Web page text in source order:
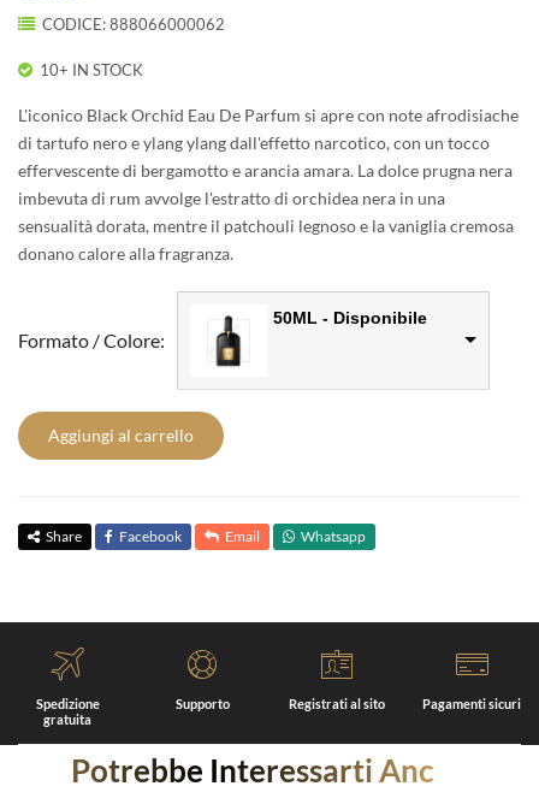
CODICE: 888066000062
10+ IN STOCK
L'iconico Black Orchid Eau De Parfum si apre con note afrodisiache
di tartufo nero e ylang ylang dall'effetto narcotico, con un tocco
effervescente di bergamotto e arancia amara. La dolce prugna nera
imbevuta di rum avvolge l'estratto di orchidea nera in una
sensualità dorata, mentre il patchouli legnoso e la vaniglia cremosa
donano calore alla fragranza.
Formato / Colore:
50ML - Disponibile
Aggiungi al carrello
Share Facebook Email Whatsapp
Spedizione
gratuita
Supporto Registrati al sito Pagamenti sicuri
Potrebbe Interessarti Anche